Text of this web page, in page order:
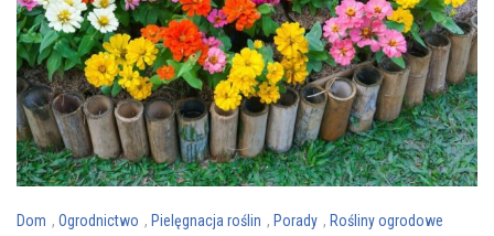
Dom , Ogrodnictwo , Pielęgnacja roślin , Porady , Rośliny ogrodowe